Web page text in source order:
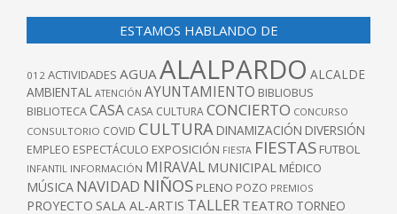
ESTAMOS HABLANDO DE
012 ACTIVIDADES AGUAALALPARDO ALCALDE
AMBIENTAL ATENCIÓN AYUNTAMIENTO BIBLIOBUS
BIBLIOTECACASA CASA CULTURACONCIERTO CONCURSO
CONSULTORIO COVID CULTURA DINAMIZACIÓN DIVERSIÓN
EMPLEO ESPECTÁCULO EXPOSICIÓN FIESTA FIESTAS FUTBOL
INFANTIL INFORMACIÓN MIRAVAL MUNICIPAL MÉDICO
MÚSICA NAVIDAD NIÑOS PLENO POZO PREMIOS
PROYECTO SALA AL-ARTIS TALLER TEATRO TORNEO